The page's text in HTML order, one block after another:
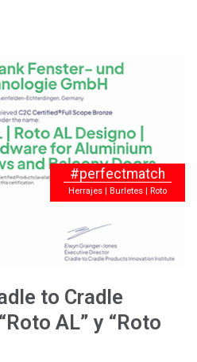
#perfectmatch
Herrajes | Burletes | Roto
to Cradle
AL” y “Roto